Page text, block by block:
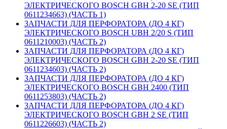
ЭЛЕКТРИЧЕСКОГО BOSCH GBH 2-20 SE (ТИП
0611234663) (ЧАСТЬ 1)
ЗАПЧАСТИ ДЛЯ ПЕРФОРАТОРА (ДО 4 КГ)
ЭЛЕКТРИЧЕСКОГО BOSCH UBH 2/20 S (ТИП
0611210003) (ЧАСТЬ 2)
ЗАПЧАСТИ ДЛЯ ПЕРФОРАТОРА (ДО 4 КГ)
ЭЛЕКТРИЧЕСКОГО BOSCH GBH 2-20 SE (ТИП
0611234603) (ЧАСТЬ 2)
ЗАПЧАСТИ ДЛЯ ПЕРФОРАТОРА (ДО 4 КГ)
ЭЛЕКТРИЧЕСКОГО BOSCH GBH 2400 (ТИП
0611253803) (ЧАСТЬ 2)
ЗАПЧАСТИ ДЛЯ ПЕРФОРАТОРА (ДО 4 КГ)
ЭЛЕКТРИЧЕСКОГО BOSCH GBH 2 SE (ТИП
0611226603) (ЧАСТЬ 2)